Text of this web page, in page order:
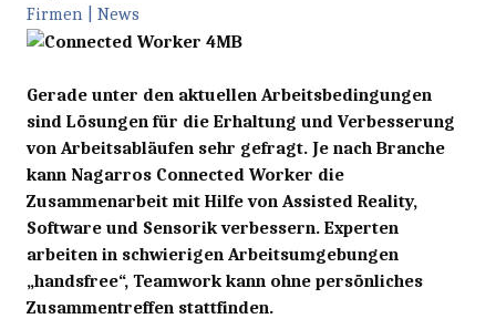
Firmen | News
Gerade unter den aktuellen Arbeitsbedingungen
sind Lösungen für die Erhaltung und Verbesserung
von Arbeitsabläufen sehr gefragt. Je nach Branche
kann Nagarros Connected Worker die
Zusammenarbeit mit Hilfe von Assisted Reality,
Software und Sensorik verbessern. Experten
arbeiten in schwierigen Arbeitsumgebungen
„handsfree“, Teamwork kann ohne persönliches
Zusammentreffen stattfinden.